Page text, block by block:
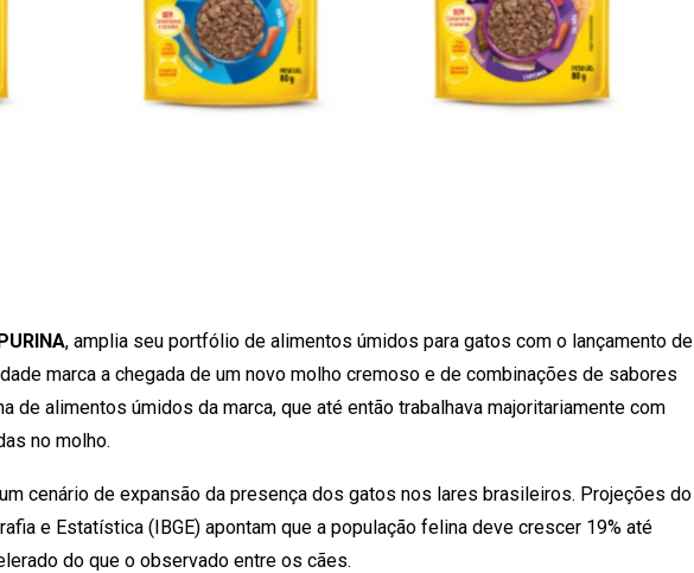
, amplia seu portfólio de alimentos úmidos para gatos com o lançamento de
marca a chegada de um novo molho cremoso e de combinações de sabores
de alimentos úmidos da marca, que até então trabalhava majoritariamente com
no molho.
cenário de expansão da presença dos gatos nos lares brasileiros. Projeções do
e Estatística (IBGE) apontam que a população felina deve crescer 19% até
do que o observado entre os cães.